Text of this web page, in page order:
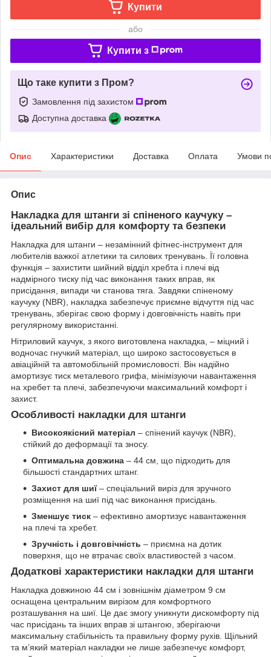
Купити
або
Купити з
Що таке купити з Пром?
Замовлення під захистом
Доступна доставка
Опис Характеристики Доставка Оплата Умови
Опис
Накладка для штанги зі спіненого каучуку –
ідеальний вибір для комфорту та безпеки
Накладка для штанги – незамінний фітнес-інструмент для
любителів важкої атлетики та силових тренувань. Її головна
функція – захистити шийний відділ хребта і плечі від
надмірного тиску під час виконання таких вправ, як
присідання, випади чи станова тяга. Завдяки спіненому
каучуку (NBR), накладка забезпечує приємне відчуття під час
тренувань, зберігає свою форму і довговічність навіть при
регулярному використанні.
Нітриловий каучук, з якого виготовлена накладка, – міцний і
водночас гнучкий матеріал, що широко застосовується в
авіаційній та автомобільній промисловості. Він надійно
амортизує тиск металевого грифа, мінімізуючи навантаження
на хребет та плечі, забезпечуючи максимальний комфорт і
захист.
Особливості накладки для штанги
Високоякісний матеріал – спінений каучук (NBR),
стійкий до деформації та зносу.
Оптимальна довжина – 44 см, що підходить для
більшості стандартних штанг.
Захист для шиї– спеціальний виріз для зручного
розміщення на шиї під час виконання присідань.
Зменшує тиск – ефективно амортизує навантаження
на плечі та хребет.
Зручність і довговічність – приємна на дотик
поверхня, що не втрачає своїх властивостей з часом.
Додаткові характеристики накладки для штанги
Накладка довжиною 44 см і зовнішнім діаметром 9 см
оснащена центральним вирізом для комфортного
розташування на шиї. Це дає змогу уникнути дискомфорту під
час присідань та інших вправ зі штангою, зберігаючи
максимальну стабільність та правильну форму рухів. Щільний
та м’який матеріал накладки не лише забезпечує комфорт,